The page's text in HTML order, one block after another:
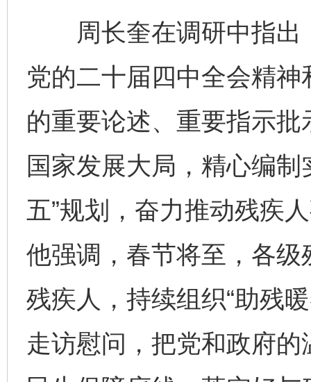
周长奎在调研中指出
党的二十届四中全会精
的重要论述、重要指示
国家发展大局，精心编
五”规划，奋力推动残疾
他强调，春节将至，各
残疾人，持续组织“助残
走访慰问，把党和政府